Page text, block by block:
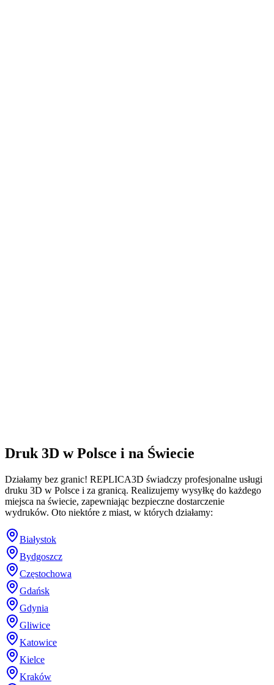
Druk 3D w Polsce i na Świecie
Działamy bez granic! REPLICA3D świadczy profesjonalne usługi
druku 3D w Polsce i za granicą. Realizujemy wysyłkę do każdego
miejsca na świecie, zapewniając bezpieczne dostarczenie
wydruków. Oto niektóre z miast, w których działamy:
Białystok
Bydgoszcz
Częstochowa
Gdańsk
Gdynia
Gliwice
Katowice
Kielce
Kraków